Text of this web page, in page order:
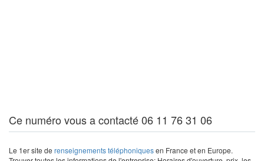
Ce numéro vous a contacté 06 11 76 31 06
Le 1er site de renseignements téléphoniquesen France et en Europe.